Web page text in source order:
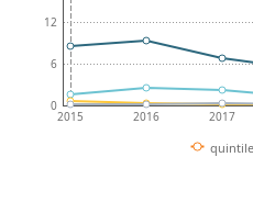
2015 2016 2017
0
6
12